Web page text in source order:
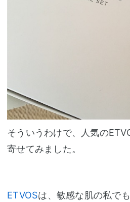
そういうわけで、人気の
寄せてみました。
ETVOSは、敏感な肌の私で